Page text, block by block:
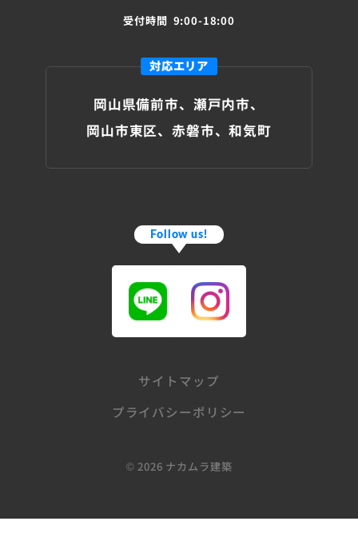
受付時間 9:00-18:00
対応エリア
岡山県備前市、瀬戸内市、
岡山市東区、赤磐市、和気町
Follow us!
サイトマップ
プライバシーポリシー
© 2026 ナカムラ建築